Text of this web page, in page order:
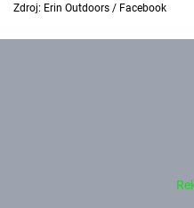
Zdroj: Erin Outdoors / Facebook